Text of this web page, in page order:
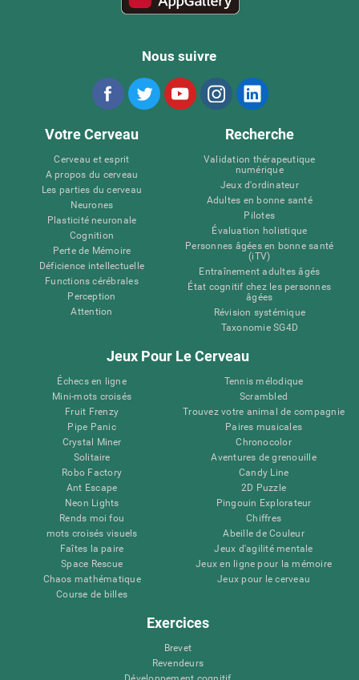
Nous suivre
Votre Cerveau
Cerveau et esprit
A propos du cerveau
Les parties du cerveau
Neurones
Plasticité neuronale
Cognition
Perte de Mémoire
Déficience intellectuelle
Functions cérébrales
Perception
Attention
Recherche
Validation thérapeutique
numérique
Jeux d'ordinateur
Adultes en bonne santé
Pilotes
Évaluation holistique
Personnes âgées en bonne santé
(iTV)
Entraînement adultes âgés
État cognitif chez les personnes
âgées
Révision systémique
Taxonomie SG4D
Jeux Pour Le Cerveau
Échecs en ligne
Mini-mots croisés
Fruit Frenzy
Pipe Panic
Crystal Miner
Solitaire
Robo Factory
Ant Escape
Neon Lights
Rends moi fou
mots croisés visuels
Faîtes la paire
Space Rescue
Chaos mathématique
Course de billes
Tennis mélodique
Scrambled
Trouvez votre animal de compagnie
Paires musicales
Chronocolor
Aventures de grenouille
Candy Line
2D Puzzle
Pingouin Explorateur
Chiffres
Abeille de Couleur
Jeux d'agilité mentale
Jeux en ligne pour la mémoire
Jeux pour le cerveau
Exercices
Brevet
Revendeurs